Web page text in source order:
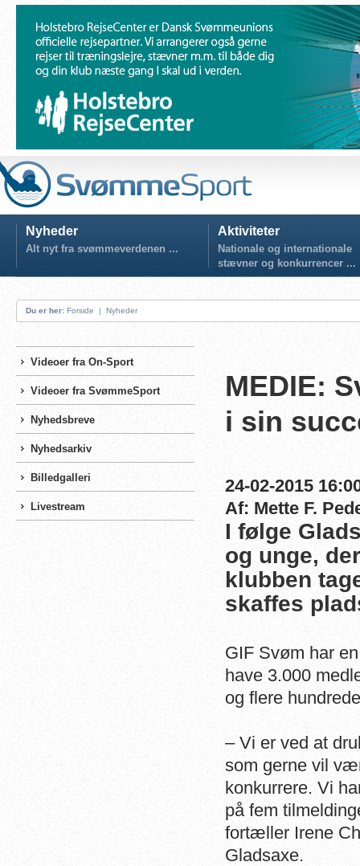
Nyheder
Alt nyt fra svømmeverdenen ...
Aktiviteter
Nationale og internationale
stævner og konkurrencer ...
Du er her: Forside | Nyheder
Videoer fra On-Sport
Videoer fra SvømmeSport
Nyhedsbreve
Nyhedsarkiv
Billedgalleri
Livestream
MEDIE:
i sin
24-02-2015
Af: Mette F.
I følge
og unge,
klubben
skaffes
GIF Svøm har
have 3.000
og flere
– Vi er ved at
som gerne vil
konkurrere. Vi
på fem
fortæller Irene
Gladsaxe.